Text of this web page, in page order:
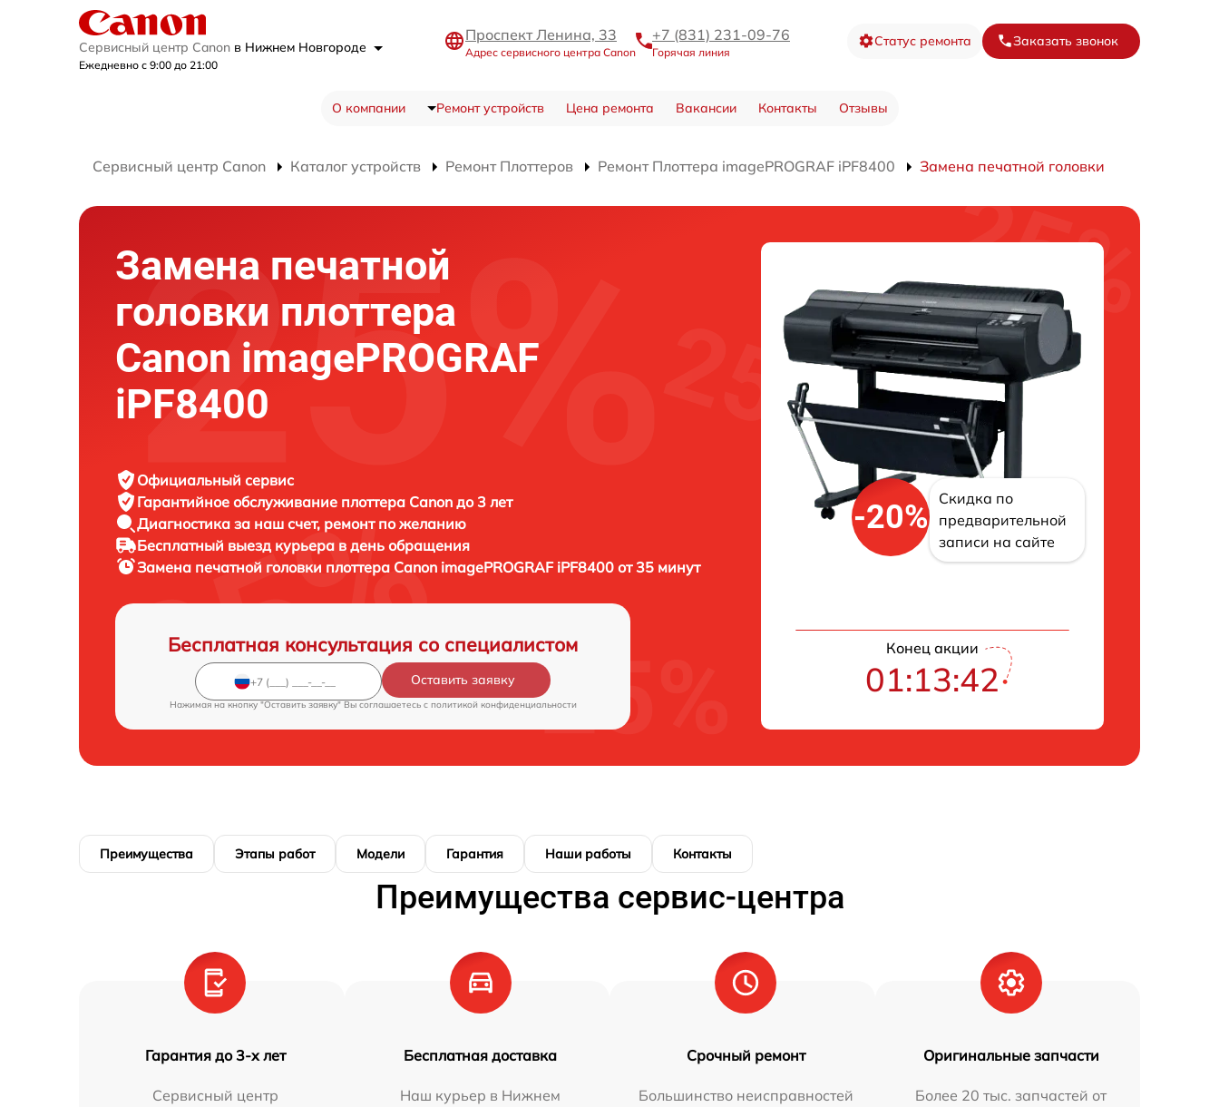
Сервисный центр Canon в Нижнем Новгороде
Ежедневно с 9:00 до 21:00
Проспект Ленина, 33
Адрес сервисного центра Canon
+7 (831) 231-09-76
Горячая линия
Статус ремонта Заказать звонок
О компании Ремонт устройств Цена ремонта Вакансии Контакты Отзывы
Сервисный центр Canon Каталог устройств Ремонт Плоттеров Ремонт Плоттера imagePROGRAF iPF8400 Замена печатной головки
Замена печатной
головки плоттера
Canon imagePROGRAF
iPF8400
Официальный сервис
Гарантийное обслуживание плоттера Canon до 3 лет
Диагностика за наш счет, ремонт по желанию
Бесплатный выезд курьера в день обращения
Замена печатной головки плоттера Canon imagePROGRAF iPF8400 от 35 минут
Бесплатная консультация со специалистом
Оставить заявку
Нажимая на кнопку "Оставить заявку" Вы соглашаетесь c политикой конфиденциальности
-20%
Скидка по
предварительной
записи на сайте
Конец акции
01:13:41
Преимущества Этапы работ Модели Гарантия Наши работы Контакты
Преимущества сервис-центра
Гарантия до 3-х лет
Сервисный центр
Бесплатная доставка
Наш курьер в Нижнем
Срочный ремонт
Большинство неисправностей
Оригинальные запчасти
Более 20 тыс. запчастей от